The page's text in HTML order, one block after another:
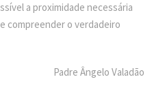
a proximidade necessária
compreender o verdadeiro
Padre Ângelo Valadão